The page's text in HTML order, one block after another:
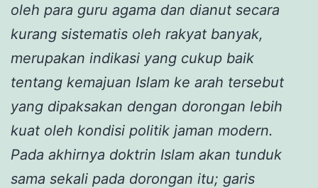
oleh para guru agama dan dianut secara
kurang sistematis oleh rakyat banyak,
merupakan indikasi yang cukup baik
tentang kemajuan Islam ke arah tersebut
yang dipaksakan dengan dorongan lebih
kuat oleh kondisi politik jaman modern.
Pada akhirnya doktrin Islam akan tunduk
sama sekali pada dorongan itu; garis